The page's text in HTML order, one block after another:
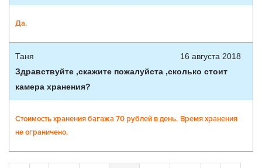
Да.
Таня
16 августа 2018
Здравствуйте ,скажите пожалуйста ,сколько стоит
камера хранения?
Стоимость хранения багажа 70 рублей в день. Время хранения
не ограничено.